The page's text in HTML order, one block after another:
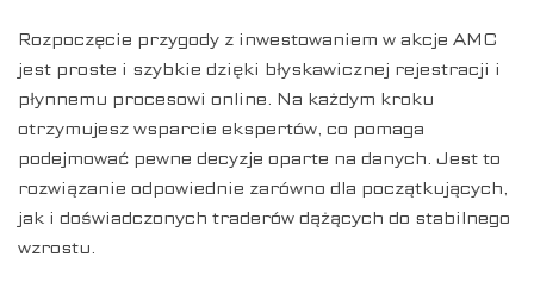
Rozpoczęcie przygody z inwestowaniem w akcje AMC
jest proste i szybkie dzięki błyskawicznej rejestracji i
płynnemu procesowi online. Na każdym kroku
otrzymujesz wsparcie ekspertów, co pomaga
podejmować pewne decyzje oparte na danych. Jest to
rozwiązanie odpowiednie zarówno dla początkujących,
jak i doświadczonych traderów dążących do stabilnego
wzrostu.